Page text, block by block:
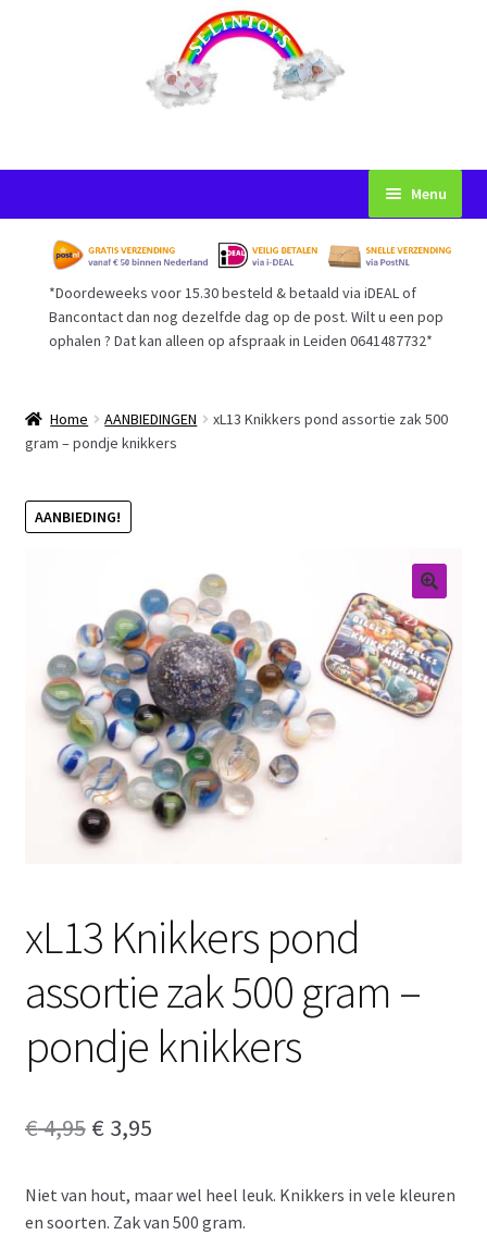
naar
navigatie
inhoud
Menu
Startpagina
Voorwaarden
Afrekenen
Retouren
*Doordeweeks voor 15.30 besteld & betaald via iDEAL of
Bancontact dan nog dezelfde dag op de post. Wilt u een pop
ophalen ? Dat kan alleen op afspraak in Leiden 0641487732*
Home AANBIEDINGEN
xL13 Knikkers pond assortie zak 500
gram – pondje knikkers
AANBIEDING!
xL13 Knikkers pond
assortie zak 500 gram –
pondje knikkers
€4,95 Oorspronkelijke
was:
€ 3,95Huidige
is:
Niet van hout, maar wel heel leuk. Knikkers in vele kleuren
en soorten. Zak van 500 gram.